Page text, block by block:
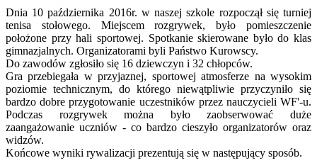
Dnia 10 października 2016r. w naszej szkole rozpoczął się turniej
tenisa stołowego. Miejscem rozgrywek, było pomieszczenie
położone przy hali sportowej. Spotkanie skierowane było do klas
gimnazjalnych. Organizatorami byli Państwo Kurowscy.
Do zawodów zgłosiło się 16 dziewczyn i 32 chłopców.
Gra przebiegała w przyjaznej, sportowej atmosferze na wysokim
poziomie technicznym, do którego niewątpliwie przyczyniło się
bardzo dobre przygotowanie uczestników przez nauczycieli WF'-u.
Podczas rozgrywek można było zaobserwować duże
zaangażowanie uczniów - co bardzo cieszyło organizatorów oraz
widzów.
Końcowe wyniki rywalizacji prezentują się w następujący sposób.